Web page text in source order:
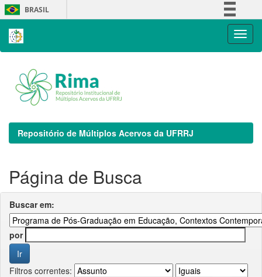
Skip
navigation
BRASIL
Repositório de Múltiplos Acervos da UFRRJ
Página de Busca
Buscar em:
por
Filtros correntes: